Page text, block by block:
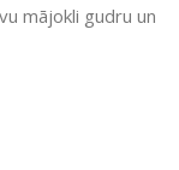
mājokli gudru un